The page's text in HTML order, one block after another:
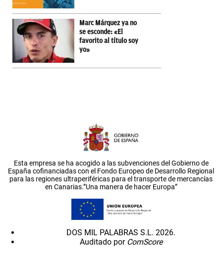
Marc Márquez ya no
se esconde: «El
favorito al título soy
yo»
Esta empresa se ha acogido a las subvenciones del Gobierno de
España cofinanciadas con el Fondo Europeo de Desarrollo Regional
para las regiones ultraperiféricas para el transporte de mercancías
en Canarias.”Una manera de hacer Europa”
DOS MIL PALABRAS S.L. 2026.
Auditado por ComScore